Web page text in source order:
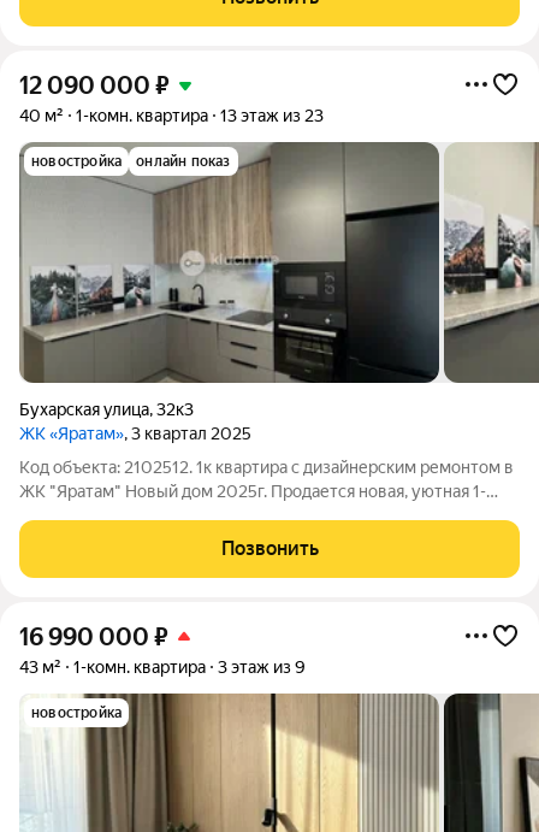
квapцвинилoвоe пoкрытиe; -cтены
12 090 000 ₽
40 м² 1-комн. квартира 13 этаж из 23
новостройка онлайн показ
Бухарская улица,32к3
ЖК «Яратам», 3 квартал 2025
Код объекта: 2102512. 1к квартира с дизайнерским ремонтом в
ЖК "Яратам" Новый дом 2025г. Продается новая, уютная 1-
кирпичном доме ЖК "Яратам" (2025 г. постройки). Квартира
полностью готова к
Позвонить
16 990 000 ₽
43 м² 1-комн. квартира 3 этаж из 9
новостройка